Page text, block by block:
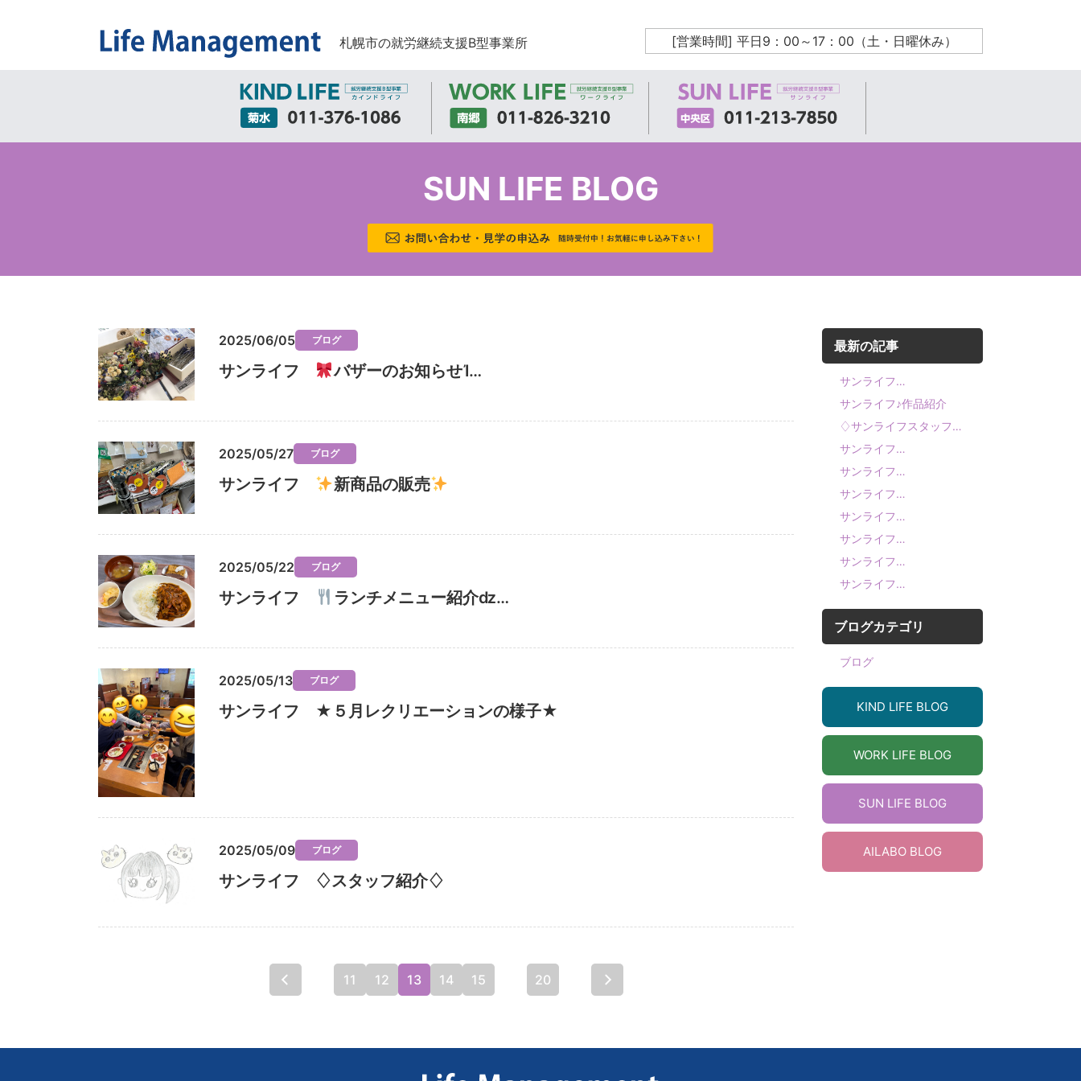
札幌市の就労継続支援B型事業所 [営業時間] 平日9：00～17：00（土・日曜休み）
SUN LIFE BLOG
2025/06/05 ブログ
サンライフ バザーのお知らせἸ…
2025/05/27 ブログ
サンライフ 新商品の販売
2025/05/22 ブログ
サンライフ ランチメニュー紹介ǳ…
2025/05/13 ブログ
サンライフ ★５月レクリエーションの様子★
2025/05/09 ブログ
サンライフ ♢スタッフ紹介♢
11 12 13 14 15 20
最新の記事
サンライフ…
サンライフ♪作品紹介
♢サンライフスタッフ…
サンライフ…
サンライフ…
サンライフ…
サンライフ…
サンライフ…
サンライフ…
サンライフ…
ブログカテゴリ
ブログ
KIND LIFE BLOG
WORK LIFE BLOG
SUN LIFE BLOG
AILABO BLOG